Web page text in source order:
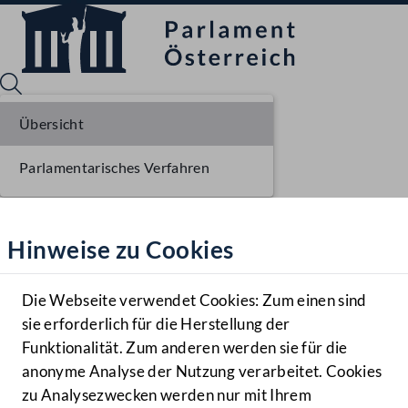
Hilfe
Benutzer
Navigationsmenü öffnen
MENÜ
Hinweise zu Cookies
Die Webseite verwendet Cookies: Zum einen sind
sie erforderlich für die Herstellung der
Funktionalität. Zum anderen werden sie für die
anonyme Analyse der Nutzung verarbeitet. Cookies
zu Analysezwecken werden nur mit Ihrem
Übersicht
Parlamentarisches Verfahren